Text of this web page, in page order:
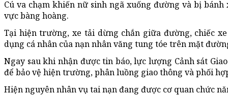
Cú va chạm khiến nữ sinh ngã xuống đường và bị
vực bàng hoàng.
Tại hiện trường, xe tải dừng chắn giữa đường, chiếc
dụng cá nhân của nạn nhân văng tung tóe trên mặt
Ngay sau khi nhận được tin báo, lực lượng Cảnh sát
để bảo vệ hiện trường, phân luồng giao thông và phối
Hiện nguyên nhân vụ tai nạn đang được cơ quan chức